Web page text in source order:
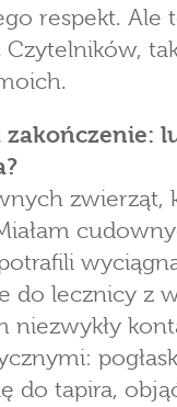
respekt. Ale
zwierząt,
do lecznicy z
niezwykły
do tapira,